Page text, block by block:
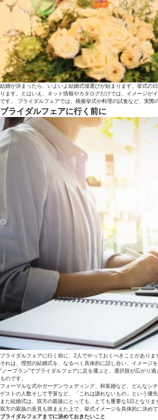
結婚が決まったら、いよいよ結婚式場選びが始まります。挙式の
ります。とはいえ、ネット情報やカタログだけでは、イメージが
です。 ブライダルフェアでは、模擬挙式や料理の試食など、実際
ブライダルフェアに行く前に
ブライダルフェアに行く前に、2人でやっておくべきことがありま
それは、理想の結婚式を、なるべく具体的に話し合い、イメージを
“ノープラン”でブライダルフェアに足を運ぶと、選択肢が広がり
ものです。
フォーマルな式やガーデンウェディング、和装婚など、どんなシ
ゲストの人数そして予算など、「これは譲れないもの」という優
また結婚式は、双方の親族にとっても、とても重要な1日となりま
双方の親族の意見も踏まえた上で、挙式イメージを具体的に決めて
ブライダルフェアまでに決めておきたいこと